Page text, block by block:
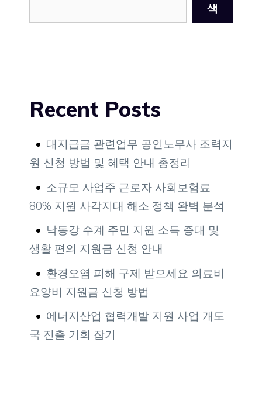
색
Recent Posts
대지급금 관련업무 공인노무사 조력지
원 신청 방법 및 혜택 안내 총정리
소규모 사업주 근로자 사회보험료
80% 지원 사각지대 해소 정책 완벽 분석
낙동강 수계 주민 지원 소득 증대 및
생활 편의 지원금 신청 안내
환경오염 피해 구제 받으세요 의료비
요양비 지원금 신청 방법
에너지산업 협력개발 지원 사업 개도
국 진출 기회 잡기